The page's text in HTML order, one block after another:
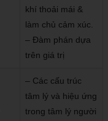
khí thoải mái &
làm chủ cảm xúc.
– Đàm phán dựa
trên giá trị
– Các cấu trúc
tâm lý và hiệu ứng
trong tâm lý người